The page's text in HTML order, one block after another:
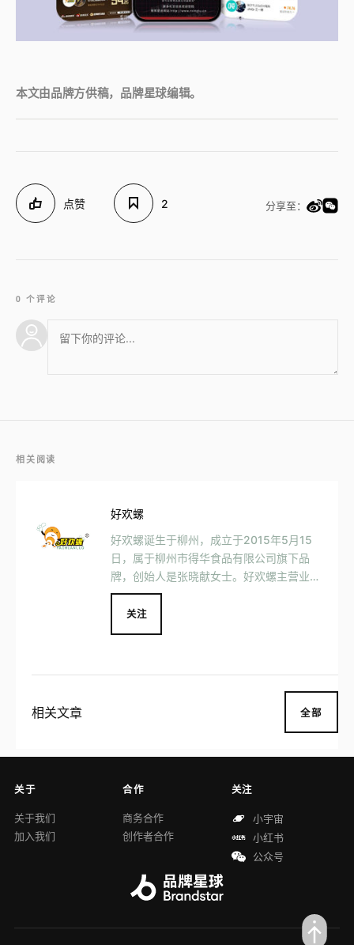
本文由品牌方供稿，品牌星球编辑。
点赞 2 分享至：
0 个评论
相关阅读
好欢螺
好欢螺诞生于柳州，成立于2015年5月15
日，属于柳州市得华食品有限公司旗下品
牌，创始人是张晓献女士。好欢螺主营业务
是袋装螺蛳粉，它由柳州特有的软韧爽口的
米粉，加上酸笋、花生、油炸腐竹、黄花
菜、萝卜干、鲜嫩青菜等配料及浓郁适度的
关注
相关文章 全部
关于
关于我们
加入我们
合作
商务合作
创作者合作
关注
小宇宙
小红书
公众号